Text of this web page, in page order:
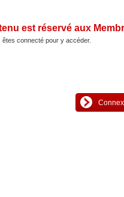
est réservé aux
êtes connecté pour y accéder.